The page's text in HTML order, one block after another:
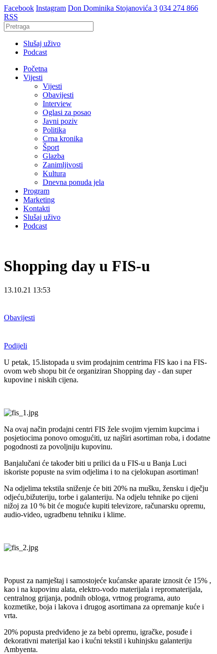
Facebook Instagram Don Dominika Stojanovića 3 034 274 866
RSS
Slušaj uživo
Podcast
Početna
Vijesti
Vijesti
Obavijesti
Interview
Oglasi za posao
Javni poziv
Politika
Crna kronika
Šport
Glazba
Zanimljivosti
Kultura
Dnevna ponuda jela
Program
Marketing
Kontakti
Slušaj uživo
Podcast
Shopping day u FIS-u
13.10.21 13:53
Obavijesti
Podijeli
U petak, 15.listopada u svim prodajnim centrima FIS kao i na FIS-
ovom web shopu bit će organiziran Shopping day - dan super
kupovine i niskih cijena.
Na ovaj način prodajni centri FIS žele svojim vjernim kupcima i
posjetiocima ponovo omogućiti, uz najširi asortiman roba, i dodatne
pogodnosti za povoljniju kupovinu.
Banjalučani će također biti u prilici da u FIS-u u Banja Luci
iskoriste popuste na svim odjelima i to na cjelokupan asortiman!
Na odjelima tekstila sniženje će biti 20% na mušku, žensku i dječju
odjeću,bižuteriju, torbe i galanteriju. Na odjelu tehnike po cijeni
nižoj za 10 % bit će moguće kupiti televizore, računarsku opremu,
audio-video, ugradbenu tehniku i klime.
Popust za namještaj i samostojeće kućanske aparate iznosit će 15% ,
kao i na kupovinu alata, elektro-vodo materijala i repromaterijala,
centralnog grijanja, podnih obloga, vrtnog programa, auto
kozmetike, boja i lakova i drugog asortimana za opremanje kuće i
vrta.
20% popusta predviđeno je za bebi opremu, igračke, posuđe i
dekorativni materijal kao i kućni tekstil i kuhinjsku galanteriju
Ambyenta.